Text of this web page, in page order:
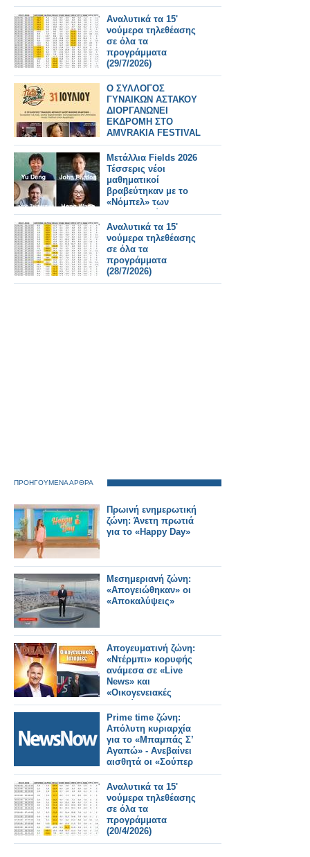
Αναλυτικά τα 15'
νούμερα τηλεθέασης
σε όλα τα
προγράμματα
(29/7/2026)
Ο ΣΥΛΛΟΓΟΣ
ΓΥΝΑΙΚΩΝ ΑΣΤΑΚΟΥ
ΔΙΟΡΓΑΝΩΝΕΙ
ΕΚΔΡΟΜΗ ΣΤΟ
AMVRAKIA FESTIVAL
ΣΤΙΣ 31/7/2026 ΣΤΗ
ΣΥΝΑΥΛΙΑ
ΧΑΤΖΗΦΡΑΓΚΕΤΑ
ΚΑΡΑΠΑΤΑΚΗ ΠΥΞ
ΛΑΞ
Μετάλλια Fields 2026
Τέσσερις νέοι
μαθηματικοί
βραβεύτηκαν με το
«Νόμπελ» των
Μαθηματικών
Αναλυτικά τα 15'
νούμερα τηλεθέασης
σε όλα τα
προγράμματα
(28/7/2026)
ΠΡΟΗΓΟΥΜΕΝΑ ΑΡΘΡΑ
Πρωινή ενημερωτική
ζώνη: Άνετη πρωτιά
για το «Happy Day»
Μεσημεριανή ζώνη:
«Απογειώθηκαν» οι
«Αποκαλύψεις»
Απογευματινή ζώνη:
«Ντέρμπι» κορυφής
ανάμεσα σε «Live
News» και
«Οικογενειακές
Ιστορίες»
Prime time ζώνη:
Απόλυτη κυριαρχία
για το «Μπαμπάς Σ’
Αγαπώ» - Ανεβαίνει
αισθητά οι «Σούπερ
Ήρωες»
Αναλυτικά τα 15'
νούμερα τηλεθέασης
σε όλα τα
προγράμματα
(20/4/2026)